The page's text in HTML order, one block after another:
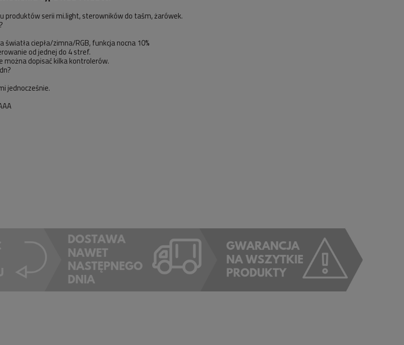
produktów serii mi.light, sterowników do taśm, żarówek.
światła ciepła/zimna/RGB, funkcja nocna 10%
od jednej do 4 stref.
można dopisać kilka kontrolerów.
jednocześnie.